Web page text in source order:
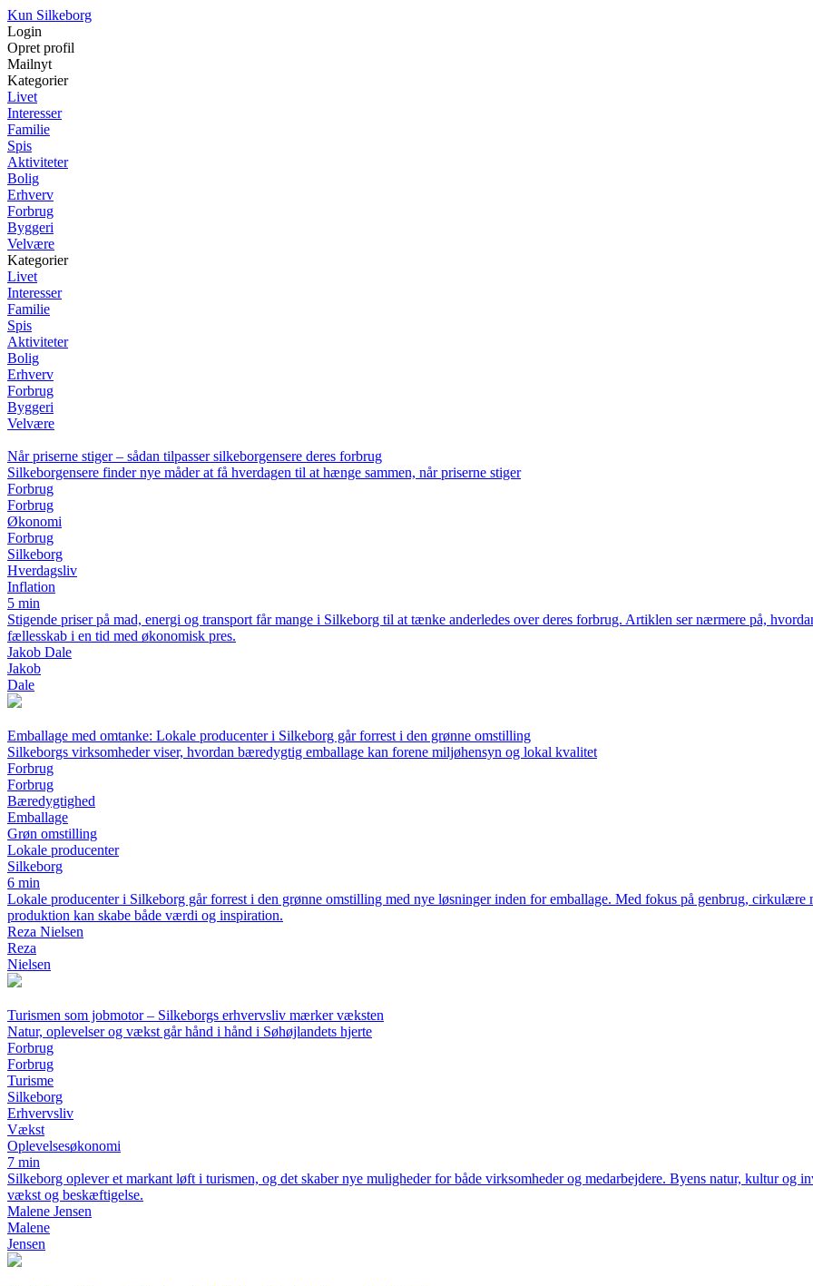
Kun Silkeborg
Login
Opret profil
Mailnyt
Kategorier
Livet
Interesser
Familie
Spis
Aktiviteter
Bolig
Erhverv
Forbrug
Byggeri
Velvære
Kategorier
Livet
Interesser
Familie
Spis
Aktiviteter
Bolig
Erhverv
Forbrug
Byggeri
Velvære
Når priserne stiger – sådan tilpasser silkeborgensere deres forbrug
Silkeborgensere finder nye måder at få hverdagen til at hænge sammen, når priserne stiger
Forbrug
Forbrug
Økonomi
Forbrug
Silkeborg
Hverdagsliv
Inflation
5 min
Stigende priser på mad, energi og transport får mange i Silkeborg til at tænke anderledes over deres forbrug. Artiklen ser nærmere på,
fællesskab i en tid med økonomisk pres.
Jakob Dale
Jakob
Dale
Emballage med omtanke: Lokale producenter i Silkeborg går forrest i den grønne omstilling
Silkeborgs virksomheder viser, hvordan bæredygtig emballage kan forene miljøhensyn og lokal kvalitet
Forbrug
Forbrug
Bæredygtighed
Emballage
Grøn omstilling
Lokale producenter
Silkeborg
6 min
Lokale producenter i Silkeborg går forrest i den grønne omstilling med nye løsninger inden for emballage. Med fokus på genbrug, cirkulære
produktion kan skabe både værdi og inspiration.
Reza Nielsen
Reza
Nielsen
Turismen som jobmotor – Silkeborgs erhvervsliv mærker væksten
Natur, oplevelser og vækst går hånd i hånd i Søhøjlandets hjerte
Forbrug
Forbrug
Turisme
Silkeborg
Erhvervsliv
Vækst
Oplevelsesøkonomi
7 min
Silkeborg oplever et markant løft i turismen, og det skaber nye muligheder for både virksomheder og medarbejdere. Byens natur, kultur og
vækst og beskæftigelse.
Malene Jensen
Malene
Jensen